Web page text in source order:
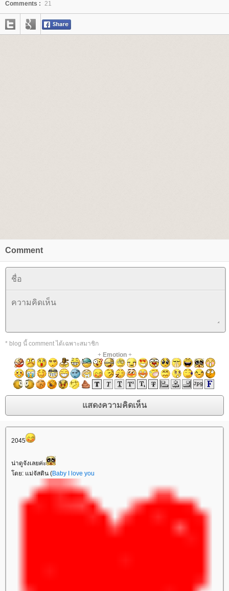
Comments : 21
Comment
* blog นี้ comment ได้เฉพาะสมาชิก
+ Emotion+
2045
น่าดูจังเลยค่ะ
ดย: แม่จัสติน (Baby I love you